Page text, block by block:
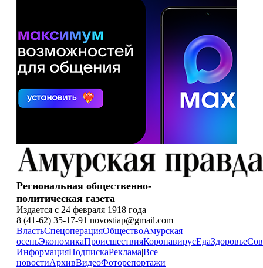
Региональная общественно-
политическая газета
Издается с 24 февраля 1918 года
8 (41-62) 35-17-91 novostiap@gmail.com
ВластьСпецоперацияОбществоАмурская
осеньЭкономикаПроисшествияКоронавирусЕдаЗдоровье
ИнформацияПодпискаРеклама|Все
новостиАрхивВидеоФоторепортажи